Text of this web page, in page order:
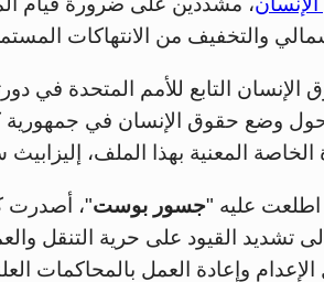
والتخفيف من الانتهاكات
وضع حقوق الإنسان في جمهورية
الخاصة المعنية بهذا الملف،
اطلعت عليه "جسور بوست"، أصدرت
تشديد القيود على حرية التنقل
وإعادة العمل بالمحاكمات